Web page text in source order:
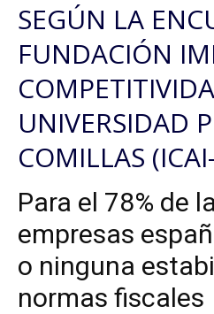
SEGÚN LA
FUNDACIÓN
UNIVERSIDAD
COMILLAS
Para el 78% de
empresas
o ninguna
normas fiscales